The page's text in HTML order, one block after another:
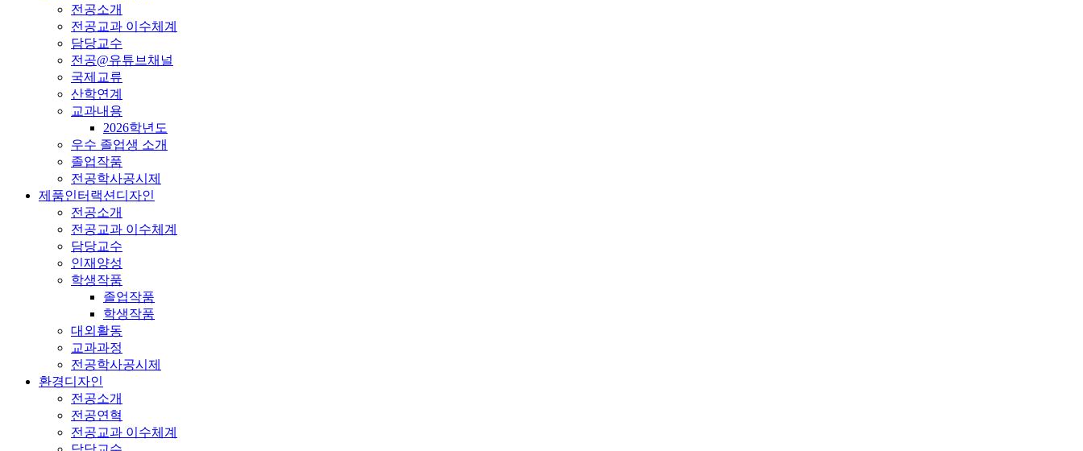
전공소개
전공교과 이수체계
담당교수
전공@유튜브채널
국제교류
산학연계
교과내용
2026학년도
우수 졸업생 소개
졸업작품
전공학사공시제
제품인터랙션디자인
전공소개
전공교과 이수체계
담당교수
인재양성
학생작품
졸업작품
학생작품
대외활동
교과과정
전공학사공시제
환경디자인
전공소개
전공연혁
전공교과 이수체계